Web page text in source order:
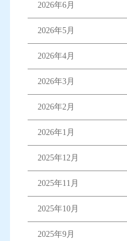
2026年6月
2026年5月
2026年4月
2026年3月
2026年2月
2026年1月
2025年12月
2025年11月
2025年10月
2025年9月